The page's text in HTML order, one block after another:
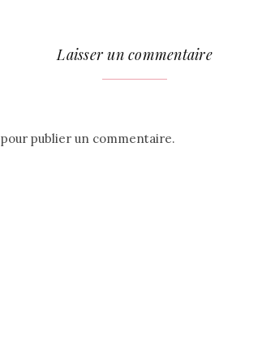
Laisser un commentaire
pour publier un commentaire.